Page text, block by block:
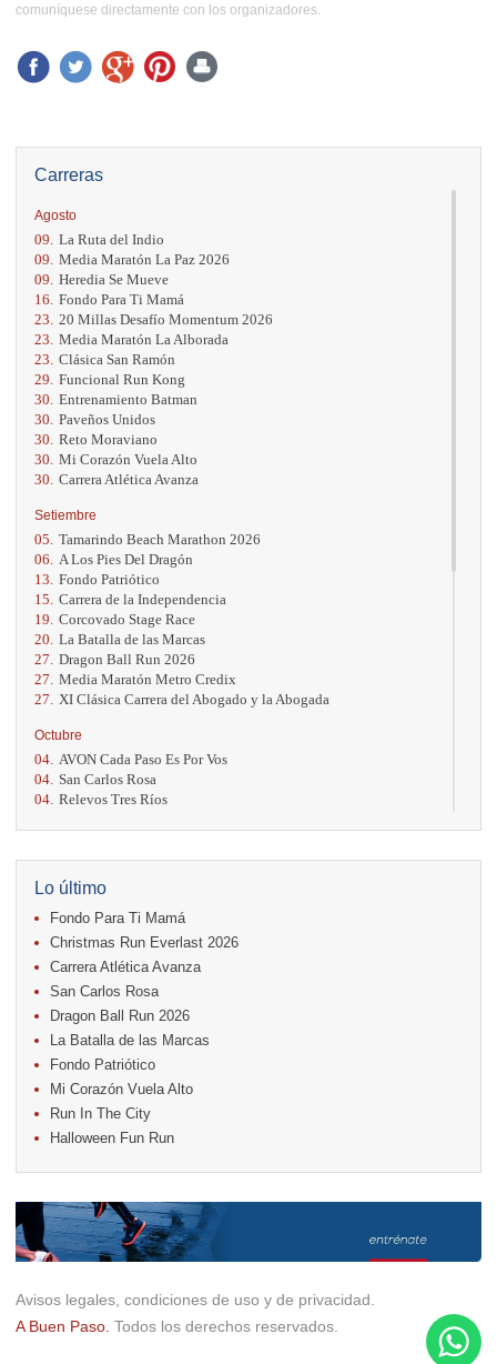
Carreras
Agosto
09. La Ruta del Indio
09. Media Maratón La Paz 2026
09. Heredia Se Mueve
16. Fondo Para Ti Mamá
23. 20 Millas Desafío Momentum 2026
23. Media Maratón La Alborada
23. Clásica San Ramón
29. Funcional Run Kong
30. Entrenamiento Batman
30. Paveños Unidos
30. Reto Moraviano
30. Mi Corazón Vuela Alto
30. Carrera Atlética Avanza
Setiembre
05. Tamarindo Beach Marathon 2026
06.
A Los Pies Del Dragón
13. Fondo Patriótico
15. Carrera de la Independencia
19. Corcovado Stage Race
20. La Batalla de las Marcas
27. Dragon Ball Run 2026
27. Media Maratón Metro Credix
27.
XI Clásica Carrera del Abogado y la Abogada
Octubre
04. AVON Cada Paso Es Por Vos
04. San Carlos Rosa
04. Relevos Tres Ríos
17. Caribe Paradise Run
18.
Casa Turire Trail Run
18. Warriors Run Circuit
18. Samsung Jacó Beach Half Marathon 2026
25. KRun by Under Armour
25. Run Alajuela
Noviembre
08. Lindora Run
15. Entre Pan y Rosas
Diciembre
06. Trail Vulcania 2026
12. Media Maratón Puntarenas 2026
Lo último
Fondo Para Ti Mamá
Christmas Run Everlast 2026
Carrera Atlética Avanza
San Carlos Rosa
Dragon Ball Run 2026
La Batalla de las Marcas
Fondo Patriótico
Mi Corazón Vuela Alto
Run In The City
Halloween Fun Run
comuníquese directamente con los organizadores.
Avisos legales, condiciones de uso y de privacidad.
A Buen Paso. Todos los derechos reservados.